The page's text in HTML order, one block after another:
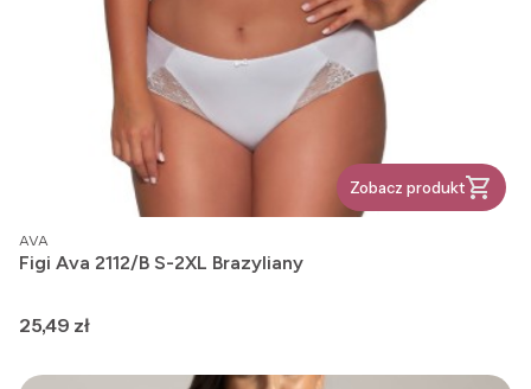
Zobacz produkt
PRODUCENT
AVA
Figi Ava 2112/B S-2XL Brazyliany
Cena
25,49 zł